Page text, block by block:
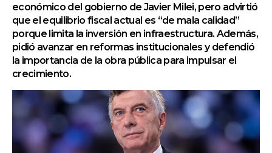
económico del gobierno de Javier Milei, pero advirtió
que el equilibrio fiscal actual es “de mala calidad”
porque limita la inversión en infraestructura. Además,
pidió avanzar en reformas institucionales y defendió
la importancia de la obra pública para impulsar el
crecimiento.